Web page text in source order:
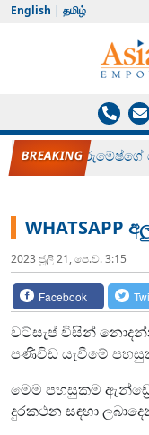
English | தமிழ்
රන් ගෙනා රුමේෂ්ගේ
WHATSAPP
2023 ජූලි 21, පෙ.ව. 3:15
Facebook
වට්සැප් විසින්
පණිවිඩ යැවීමේ
මෙම පහසුකම
දුරකථන සඳහා